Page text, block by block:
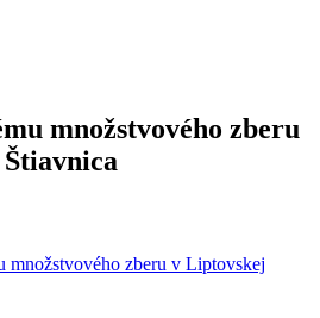
množstvového zberu
množstvového zberu v Liptovskej